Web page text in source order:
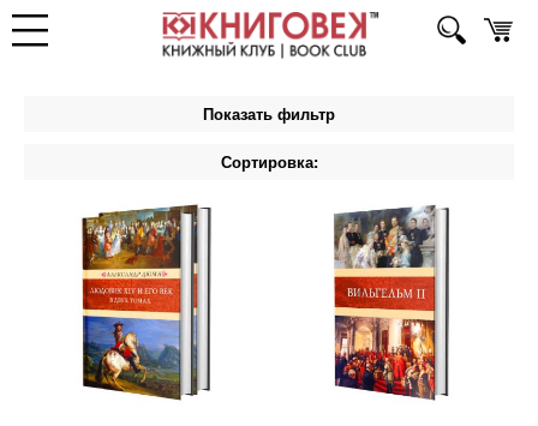
Показать фильтр
Сортировка: